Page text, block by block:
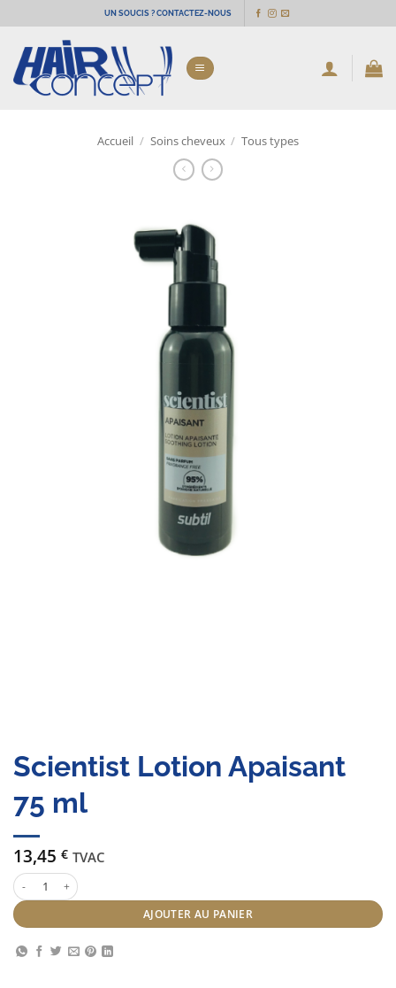
au
contenu
UN SOUCIS ? CONTACTEZ-NOUS
Accueil / Soins cheveux / Tous types
Scientist Lotion Apaisant
75 ml
13,45 € TVAC
quantité de Scientist Lotion Apaisant 75 ml
AJOUTER AU PANIER